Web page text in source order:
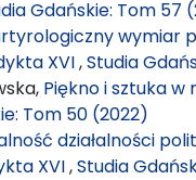
Gdańskie: Tom 57
wymiar
XVI,Studia
Piękno i sztuka
Tom 50 (2022)
działalności
XVI,Studia